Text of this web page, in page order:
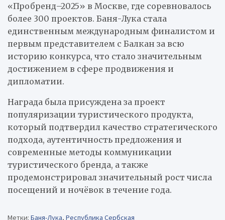
«Пробренд–2025» в Москве, где соревновалось
более 300 проектов. Баня-Лука стала
единственным международным финалистом и
первым представителем с Балкан за всю
историю конкурса, что стало значительным
достижением в сфере продвижения и
дипломатии.
Награда была присуждена за проект
популяризации туристического продукта,
который подтвердил качество стратегического
подхода, аутентичность предложения и
современные методы коммуникации
туристического бренда, а также
продемонстрировал значительный рост числа
посещений и ночёвок в течение года.
Метки: Баня-Лука, Республика Сербская